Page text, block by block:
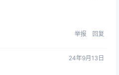
举报 回复
24年9月13日